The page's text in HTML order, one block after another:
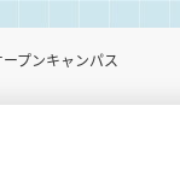
プンキャンパス